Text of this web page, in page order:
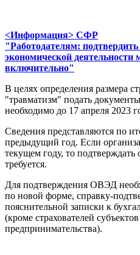
<Информация> СФР
"Работодателям:
экономической деятельности
включительно"
В целях определения размера
"травматизм" подать
необходимо до 17 апреля 2023
Сведения представляются по
предыдущий год. Если
текущем году, то подтверждать
требуется.
Для подтверждения ОВЭД
по новой форме, справку-
пояснительной записки к
(кроме страхователей
предпринимательства).